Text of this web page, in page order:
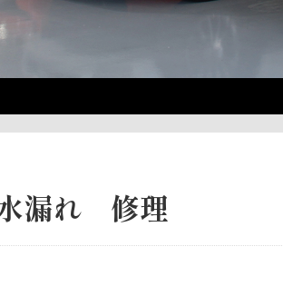
漏れ 修理